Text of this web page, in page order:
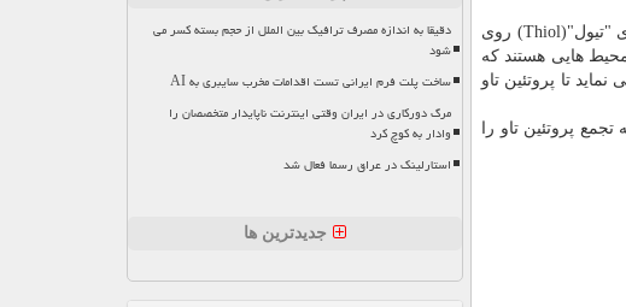
هنگامی که سلول ها در محیطی با سطح بالایی از اکسیژن فعال قرار گرفتند، تجمع پروتئین تاو بدتر شد برای اینکه گروه های "تیول"(Thiol) روی
هایی هستند که
تا پروتئین تاو
پروتئین تاو را
دقیقا به اندازه مصرف ترافیک بین الملل از حجم بسته کسر می
شود
ساخت پلت فرم ایرانی تست اقدامات مخرب سایبری به AI
مرگ دورکاری در ایران وقتی اینترنت ناپایدار متخصصان را
وادار به کوچ کرد
استارلینک در عراق رسما فعال شد
جدیدترین ها